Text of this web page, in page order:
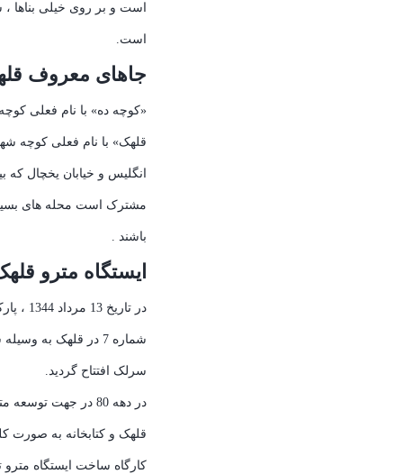
است و بر روی خیلی بناها
است.
جاهای معروف
«کوچه ده» با نام فعلی
قلهک» با نام فعلی کوچه
انگلیس و خیابان یخچال
مشترک است محله های
باشند .
ایستگاه مترو
در
شماره 7 در قلهک به
سرلک افتتاح گردید.
در دهه 80 در جهت
قلهک و کتابخانه به صورت
کارگاه ساخت ایستگاه مترو